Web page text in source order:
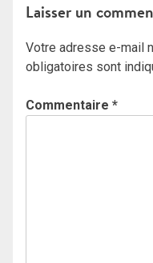
l’article
Laisser un
Votre adresse e-mail
obligatoires sont
Commentaire *